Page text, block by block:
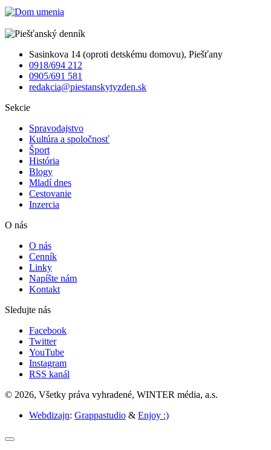
Sasinkova 14 (oproti detskému domovu), Piešťany
0918/694 212
0905/691 581
redakcia@piestanskytyzden.sk
Sekcie
Spravodajstvo
Kultúra a spoločnosť
Šport
História
Blogy
Mladí dnes
Cestovanie
Inzercia
O nás
O nás
Cenník
Linky
Napíšte nám
Kontakt
Sledujte nás
Facebook
Twitter
YouTube
Instagram
RSS kanál
© 2026, Všetky práva vyhradené, WINTER média, a.s.
Webdizajn: Grappastudio & Enjoy :)